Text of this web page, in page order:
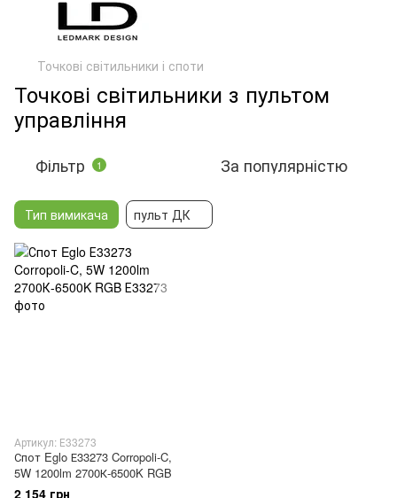
Точкові світильники і споти
Точкові світильники з пультом
управління
Фільтр 1 За популярністю
Тип вимикача пульт ДК
Артикул: Е33273
Спот Eglo Е33273 Corropoli-C,
5W 1200lm 2700К-6500K RGB
2 154 грн